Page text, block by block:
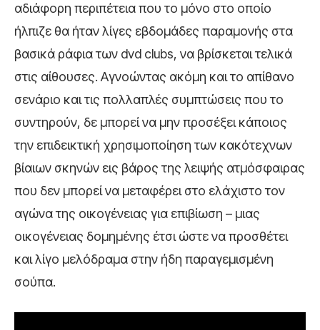
αδιάφορη περιπέτεια που το μόνο στο οποίο
ήλπιζε θα ήταν λίγες εβδομάδες παραμονής στα
βασικά ράφια των dvd clubs, να βρίσκεται τελικά
στις αίθουσες. Αγνοώντας ακόμη και το απίθανο
σενάριο και τις πολλαπλές συμπτώσεις που το
συντηρούν, δε μπορεί να μην προσέξει κάποιος
την επιδεικτική χρησιμοποίηση των κακότεχνων
βίαιων σκηνών εις βάρος της λειψής ατμόσφαιρας
που δεν μπορεί να μεταφέρει στο ελάχιστο τον
αγώνα της οικογένειας για επιβίωση – μιας
οικογένειας δομημένης έτσι ώστε να προσθέτει
και λίγο μελόδραμα στην ήδη παραγεμισμένη
σούπα.